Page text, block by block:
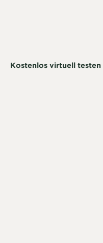
Kostenlos virtuell testen